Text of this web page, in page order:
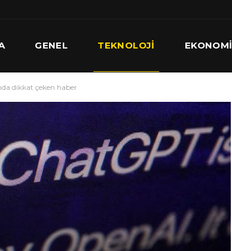
GENEL TEKNOLOJI EKONOMI
dikkat çeken haber